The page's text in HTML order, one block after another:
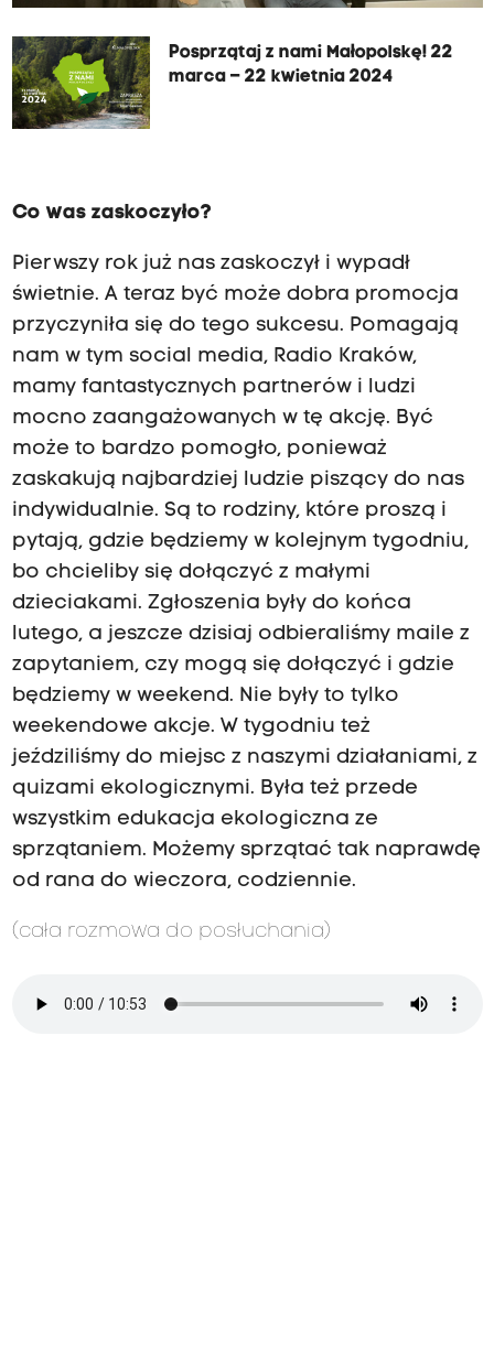
Posprzątaj z nami Małopolskę! 22
marca – 22 kwietnia 2024
Co was zaskoczyło?
Pierwszy rok już nas zaskoczył i wypadł
świetnie. A teraz być może dobra promocja
przyczyniła się do tego sukcesu. Pomagają
nam w tym social media, Radio Kraków,
mamy fantastycznych partnerów i ludzi
mocno zaangażowanych w tę akcję. Być
może to bardzo pomogło, ponieważ
zaskakują najbardziej ludzie piszący do nas
indywidualnie. Są to rodziny, które proszą i
pytają, gdzie będziemy w kolejnym tygodniu,
bo chcieliby się dołączyć z małymi
dzieciakami. Zgłoszenia były do końca
lutego, a jeszcze dzisiaj odbieraliśmy maile z
zapytaniem, czy mogą się dołączyć i gdzie
będziemy w weekend. Nie były to tylko
weekendowe akcje. W tygodniu też
jeździliśmy do miejsc z naszymi działaniami, z
quizami ekologicznymi. Była też przede
wszystkim edukacja ekologiczna ze
sprzątaniem. Możemy sprzątać tak naprawdę
od rana do wieczora, codziennie.
(cała rozmowa do posłuchania)